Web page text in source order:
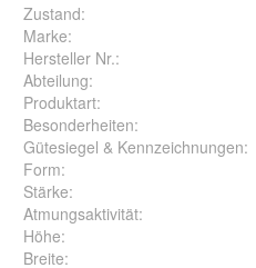
Zustand:
Marke:
Hersteller Nr.:
Abteilung:
Produktart:
Besonderheiten:
Gütesiegel & Kennzeichnungen:
Form:
Stärke:
Atmungsaktivität:
Höhe:
Breite: